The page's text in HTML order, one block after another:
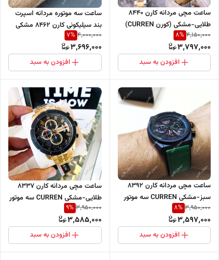
ساعت مچی مردانه کارن 8440
طلایی-مشکی (کورن CURREN)
سه موتور فعال
4,150,000
8%
3,797,000
افزودن به سبد
ساعت سه موتوره مردانه اسپرت
بند سیلیکونی کارن 8462 مشکی
(کورن CURREN)
4,000,000
7%
3,696,000
افزودن به سبد
ساعت مچی مردانه کارن 8392
سبز-مشکی CURREN سه موتور
فعال
3,950,000
8%
3,597,000
افزودن به سبد
ساعت مچی مردانه کارن 8337
طلایی-مشکی CURREN سه موتور
فعال
3,950,000
9%
3,585,000
افزودن به سبد